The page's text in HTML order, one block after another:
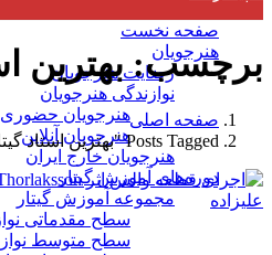
صفحه نخست
هنرجویان
رضایت هنرجویان
نوازندگی هنرجویان
هنرجویان حضوری
هنرجویان آنلاین
هنرجویان خارج ایران
دوره‌های آموزش گیتار
مجموعه آموزش گیتار
سطح مقدماتی
سطح متوسط
برچسب:بهترین
صفحه اصلی
Posts Tagged "بهترین استاد گیتار"